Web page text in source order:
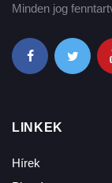
Minden jog
LINKEK
Hírek